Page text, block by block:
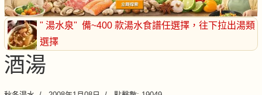
" 湯水泉" 備~400 款湯水食譜任選擇 ，往下拉出湯類
選擇
酒湯